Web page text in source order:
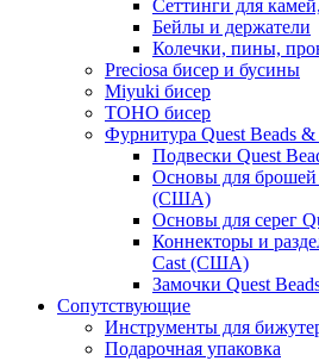
Сеттинги для
Бейлы и держатели
Колечки, пины,
Preciosa бисер и бусины
Miyuki бисер
TOHO бисер
Фурнитура Quest Beads
Подвески Quest
Основы для брошей
(США)
Основы для серег
Коннекторы и
Cast (США)
Замочки Quest
Сопутствующие
Инструменты для
Подарочная упаковка